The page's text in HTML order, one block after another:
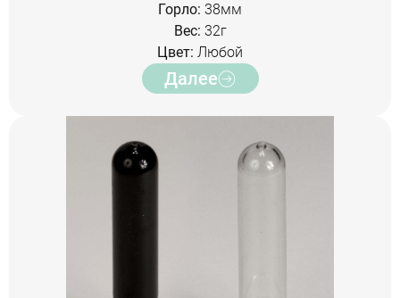
Горло: 38мм
Вес: 32г
Цвет: Любой
Далее